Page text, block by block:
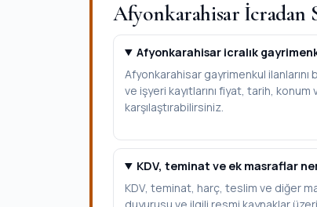
Afyonkarahisar İcradan
Afyonkarahisar icralık
Afyonkarahisar gayrimenkul
ve işyeri kayıtlarını fiyat, tarih,
karşılaştırabilirsiniz.
KDV, teminat ve ek masraflar
KDV, teminat, harç, teslim ve diğer